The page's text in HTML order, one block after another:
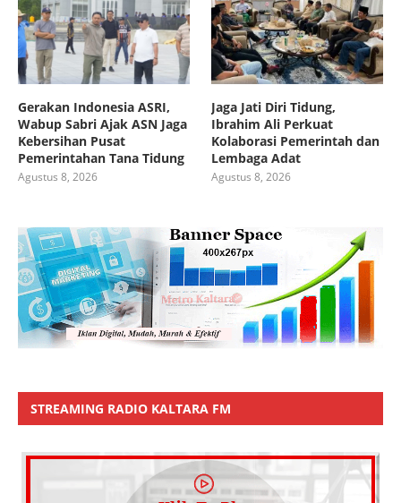
Gerakan Indonesia ASRI,
Wabup Sabri Ajak ASN Jaga
Kebersihan Pusat
Pemerintahan Tana Tidung
Agustus 8, 2026
Jaga Jati Diri Tidung,
Ibrahim Ali Perkuat
Kolaborasi Pemerintah dan
Lembaga Adat
Agustus 8, 2026
STREAMING RADIO KALTARA FM